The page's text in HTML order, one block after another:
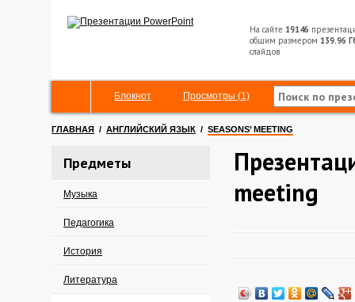
На сайте 19146
общим размером 139.96
слайдов
Блокнот Просмотры (1)
ГЛАВНАЯ / АНГЛИЙСКИЙ ЯЗЫК / SEASONS’ MEETING
Предметы
Музыка
Педагогика
История
Литература
meeting